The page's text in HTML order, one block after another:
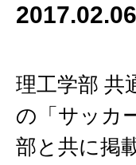
2017.02.06
理工学部 共
の「サッカ
部と共に掲